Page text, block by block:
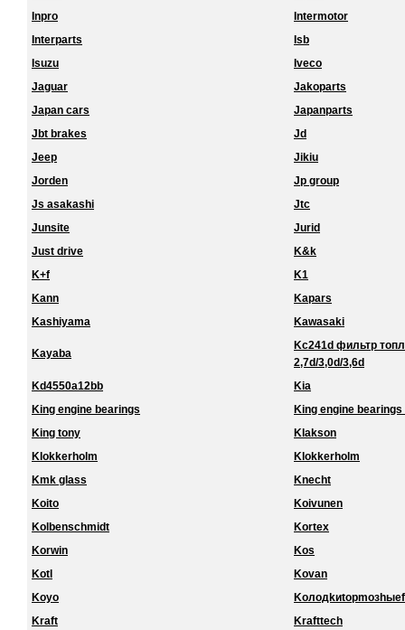
Inpro
Intermotor
Interparts
Isb
Isuzu
Iveco
Jaguar
Jakoparts
Japan cars
Japanparts
Jbt brakes
Jd
Jeep
Jikiu
Jorden
Jp group
Js asakashi
Jtc
Junsite
Jurid
Just drive
K&k
K+f
K1
Kann
Kapars
Kashiyama
Kawasaki
Kayaba
Kc241d фильтр
2,7d/3,0d/3,6d
Kd4550a12bb
Kia
King engine bearings
King engine bearings
King tony
Klakson
Klokkerholm
Klokkerholm
Kmk glass
Knecht
Koito
Koivunen
Kolbenschmidt
Kortex
Korwin
Kos
Kotl
Kovan
Koyo
Kraft
Krafttech